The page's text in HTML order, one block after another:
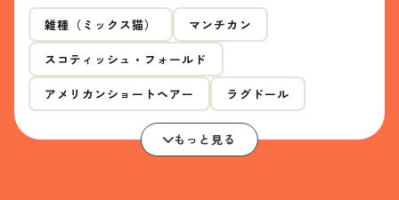
雑種（ミックス猫） マンチカン
スコティッシュ・フォールド
アメリカンショートヘアー ラグドール
もっと見る